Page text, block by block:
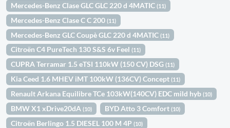
Mercedes-Benz Clase GLC GLC 220 d 4MATIC(11)
Mercedes-Benz Clase C C 200(11)
Mercedes-Benz GLC Coupè GLC 220 d 4MATIC(11)
Citroën C4 PureTech 130 S&S 6v Feel(11)
CUPRA Terramar 1.5 eTSI 110kW (150 CV) DSG(11)
Kia Ceed 1.6 MHEV iMT 100kW (136CV) Concept(11)
Renault Arkana Equilibre TCe 103kW(140CV) EDC mild hyb(10)
BMW X1 xDrive20dA(10) BYD Atto 3 Comfort(10)
Citroën Berlingo 1.5 DIESEL 100 M 4P(10)